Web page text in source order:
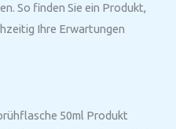
So finden Sie ein Produkt,
Ihre Erwartungen
50ml Produkt